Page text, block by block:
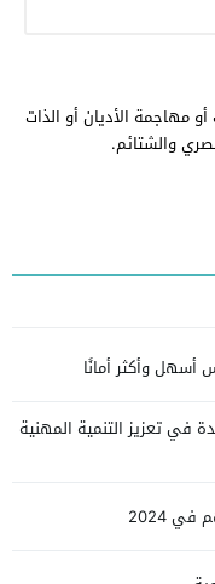
مهاجمة الأديان أو الذات
والشتائم.
في تعزيز التنمية المهنية
2024